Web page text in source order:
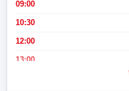
09:00
10:30
12:00
13:00